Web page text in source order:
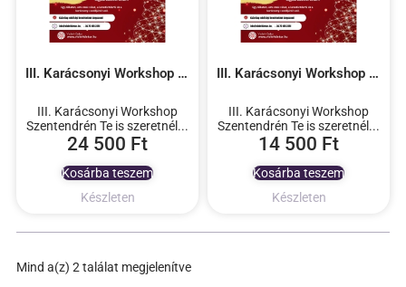
Készleten
III. Karácsonyi Workshop Szentendrén
24 500 Ft
III. Karácsonyi Workshop
Szentendrén Te is szeretnél...
Kosárba teszem
Készleten
III. Karácsonyi Workshop Szentendrén
14 500 Ft
III. Karácsonyi Workshop
Szentendrén Te is szeretnél...
Kosárba teszem
Mind a(z) 2 találat megjelenítve